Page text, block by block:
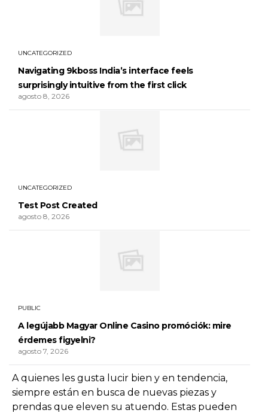
A quienes les gusta lucir bien y en tendencia,
siempre están en busca de nuevas piezas y
prendas que eleven su atuendo. Estas pueden
UNCATEGORIZED
Navigating 9kboss India’s interface feels
surprisingly intuitive from the first click
agosto 8, 2026
UNCATEGORIZED
Test Post Created
agosto 8, 2026
PUBLIC
A legújabb Magyar Online Casino promóciók: mire
érdemes figyelni?
agosto 7, 2026